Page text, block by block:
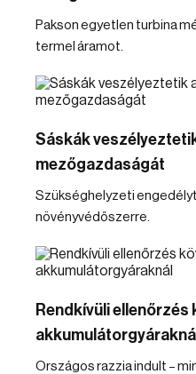
Pakson egyetlen turbina
termel áramot.
Sáskák
mezőgazdaságát
Szükséghelyzeti
növényvédőszerre.
Rendkívüli ellenőrzés
akkumulátorgyáraknál
Országos razzia indult –